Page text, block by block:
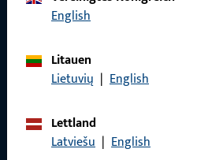
English
Litauen
Lietuvių | English
Lettland
Latviešu | EnglishImpressum